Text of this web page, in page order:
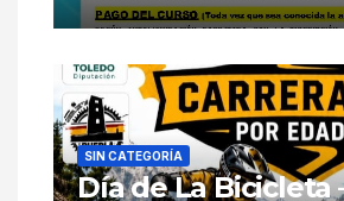
SIN CATEGORÍA
Día de La Bicicleta